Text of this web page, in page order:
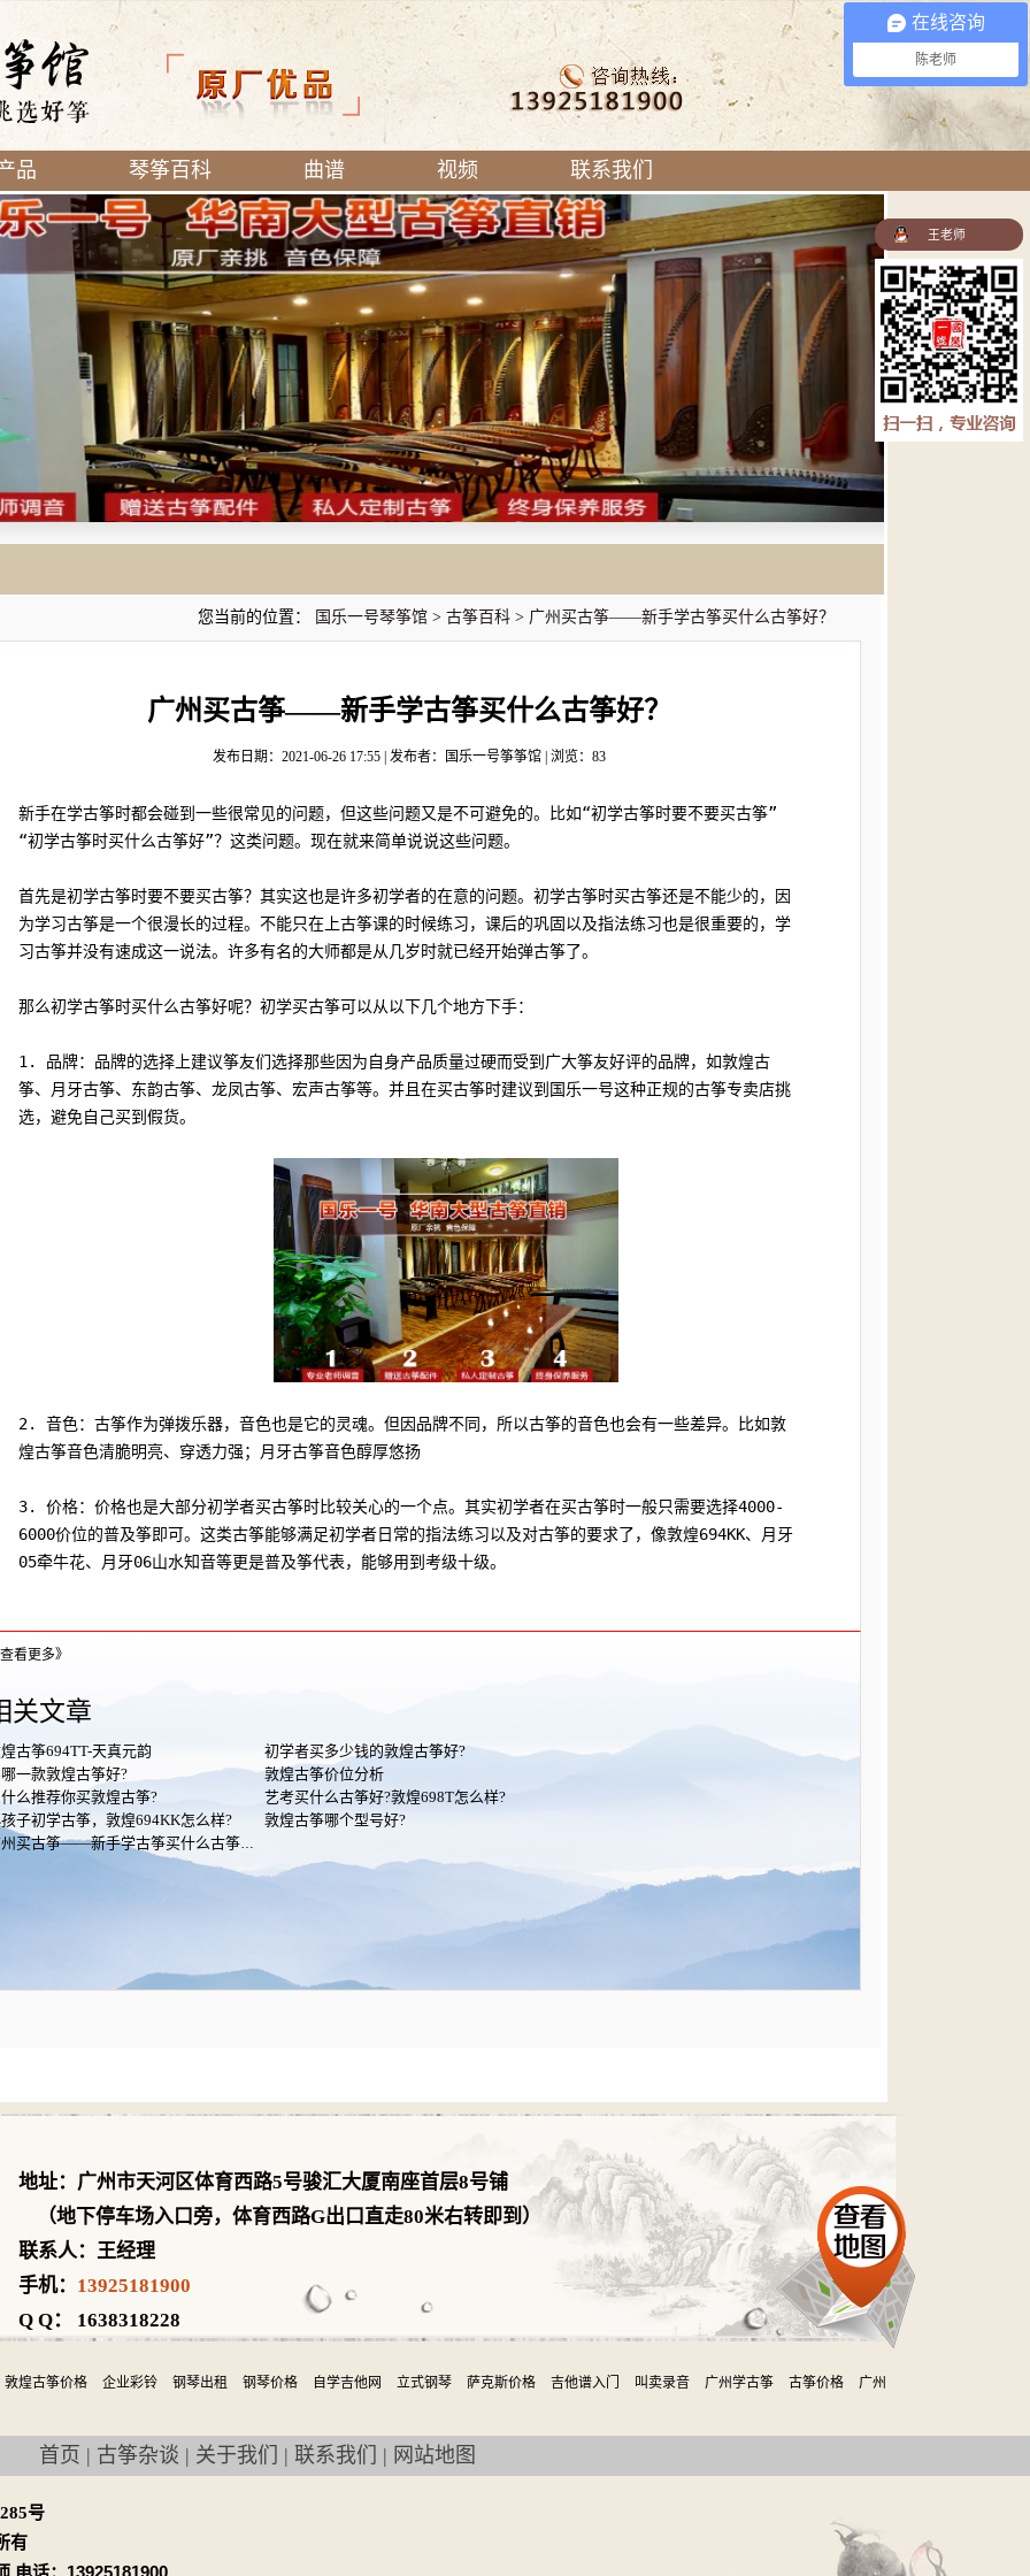
品 琴筝百科 曲谱 视频 联系我们
王老师
您当前的位置： 国乐一号琴筝馆> 古筝百科> 广州买古筝——新手学古筝买什么古筝好？
广州买古筝——新手学古筝买什么古筝好？
发布日期：2021-06-26 17:55 | 发布者：国乐一号筝筝馆 | 浏览：83
新手在学古筝时都会碰到一些很常见的问题，但这些问题又是不可避免的。比如“初学古筝时要不要买古筝”
“初学古筝时买什么古筝好”？这类问题。现在就来简单说说这些问题。
首先是初学古筝时要不要买古筝？其实这也是许多初学者的在意的问题。初学古筝时买古筝还是不能少的，因
为学习古筝是一个很漫长的过程。不能只在上古筝课的时候练习，课后的巩固以及指法练习也是很重要的，学
习古筝并没有速成这一说法。许多有名的大师都是从几岁时就已经开始弹古筝了。
那么初学古筝时买什么古筝好呢？初学买古筝可以从以下几个地方下手：
1. 品牌：品牌的选择上建议筝友们选择那些因为自身产品质量过硬而受到广大筝友好评的品牌，如敦煌古
筝、月牙古筝、东韵古筝、龙凤古筝、宏声古筝等。并且在买古筝时建议到国乐一号这种正规的古筝专卖店挑
2. 音色：古筝作为弹拨乐器，音色也是它的灵魂。但因品牌不同，所以古筝的音色也会有一些差异。比如敦
煌古筝音色清脆明亮、穿透力强；月牙古筝音色醇厚悠扬
3. 价格：价格也是大部分初学者买古筝时比较关心的一个点。其实初学者在买古筝时一般只需要选择4000-
6000价位的普及筝即可。这类古筝能够满足初学者日常的指法练习以及对古筝的要求了，像敦煌694KK、月牙
05牵牛花、月牙06山水知音等更是普及筝代表，能够用到考级十级。
看更多》
关文章
古筝694TT-天真元韵
初学者买多少钱的敦煌古筝好?
一款敦煌古筝好?
敦煌古筝价位分析
么推荐你买敦煌古筝?
艺考买什么古筝好?敦煌698T怎么样?
子初学古筝，敦煌694KK怎么样?
敦煌古筝哪个型号好?
广州买古筝——新手学古筝买什么古筝好？
地址：广州市天河区体育西路5号骏汇大厦南座首层8号铺
（地下停车场入口旁，体育西路G出口直走80米右转即到）
联系人：王经理
手机： 13925181900
Q Q： 1638318228
敦煌古筝价格 企业彩铃 钢琴出租 钢琴价格 自学吉他网 立式钢琴 萨克斯价格 吉他谱入门 叫卖录音 广州学古筝 古筝价格 广州
首页 | 古筝杂谈 | 关于我们 | 联系我们 | 网站地图
号
有
电话：13925181900
在线咨询
陈老师